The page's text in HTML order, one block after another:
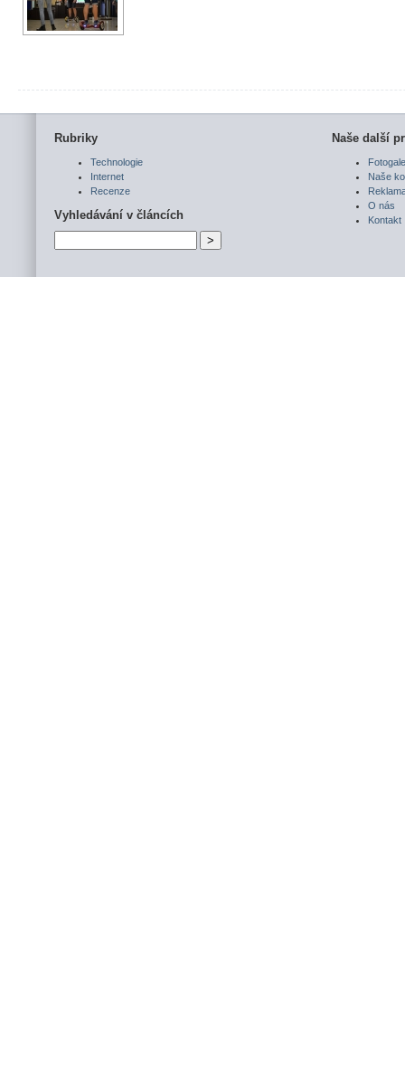
Rubriky
Technologie
Internet
Recenze
Vyhledávání v článcích
Naše další
Naše
O nás
Kontakt